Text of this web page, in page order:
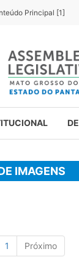
Principal [1]
IMAGENS
1 Próximo